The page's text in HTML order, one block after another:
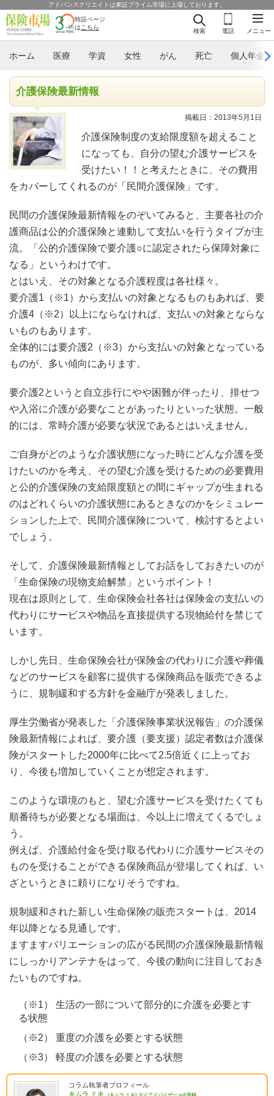
アドバンスクリエイトは東証プライム市場に上場しております。
メニュー
検索 電話
特設ページ
は こちら
ホーム 医療 学資 女性 がん 死亡 個人年金
介護保険最新情報
掲載日：2013年5月1日
介護保険制度の支給限度額を超えること
になっても、自分の望む介護サービスを
受けたい！！と考えたときに、その費用
をカバーしてくれるのが「民間介護保険」です。
民間の介護保険最新情報をのぞいてみると、主要各社の介
護商品は公的介護保険と連動して支払いを行うタイプが主
流。「公的介護保険で要介護○に認定されたら保障対象に
なる」というわけです。
とはいえ、その対象となる介護程度は各社様々。
要介護1（※1）から支払いの対象となるものもあれば、要
介護4（※2）以上にならなければ、支払いの対象とならな
いものもあります。
全体的には要介護2（※3）から支払いの対象となっている
ものが、多い傾向にあります。
要介護2というと自立歩行にやや困難が伴ったり、排せつ
や入浴に介護が必要なことがあったりといった状態。一般
的には、常時介護が必要な状況であるとはいえません。
ご自身がどのような介護状態になった時にどんな介護を受
けたいのかを考え、その望む介護を受けるための必要費用
と公的介護保険の支給限度額との間にギャップが生まれる
のはどれくらいの介護状態にあるときなのかをシミュレー
ションした上で、民間介護保険について、検討するとよい
でしょう。
そして、介護保険最新情報としてお話をしておきたいのが
「生命保険の現物支給解禁」というポイント！
現在は原則として、生命保険会社各社は保険金の支払いの
代わりにサービスや物品を直接提供する現物給付を禁じて
います。
しかし先日、生命保険会社が保険金の代わりに介護や葬儀
などのサービスを顧客に提供する保険商品を販売できるよ
うに、規制緩和する方針を金融庁が発表しました。
厚生労働省が発表した「介護保険事業状況報告」の介護保
険最新情報によれば、要介護（要支援）認定者数は介護保
険がスタートした2000年に比べて2.5倍近くに上ってお
り、今後も増加していくことが想定されます。
このような環境のもと、望む介護サービスを受けたくても
順番待ちが必要となる場面は、今以上に増えてくるでしょ
う。
例えば、介護給付金を受け取る代わりに介護サービスその
ものを受けることができる保険商品が登場してくれば、い
ざというときに頼りになりそうですね。
規制緩和された新しい生命保険の販売スタートは、2014
年以降となる見通しです。
ますますバリエーションの広がる民間の介護保険最新情報
にしっかりアンテナをはって、今後の動向に注目しておき
たいものですね。
（※1） 生活の一部について部分的に介護を必要とす
る状態
（※2） 重度の介護を必要とする状態
（※3） 軽度の介護を必要とする状態
コラム執筆者プロフィール
キムラ ミキ